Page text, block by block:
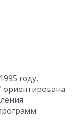
году,
ориентирована